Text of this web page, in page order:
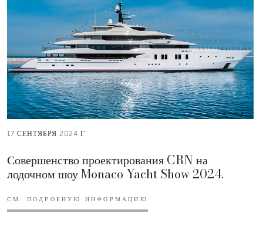
17 СЕНТЯБРЯ 2024 Г.
Совершенство проектирования CRN на
лодочном шоу Monaco Yacht Show 2024.
СМ. ПОДРОБНУЮ ИНФОРМАЦИЮ